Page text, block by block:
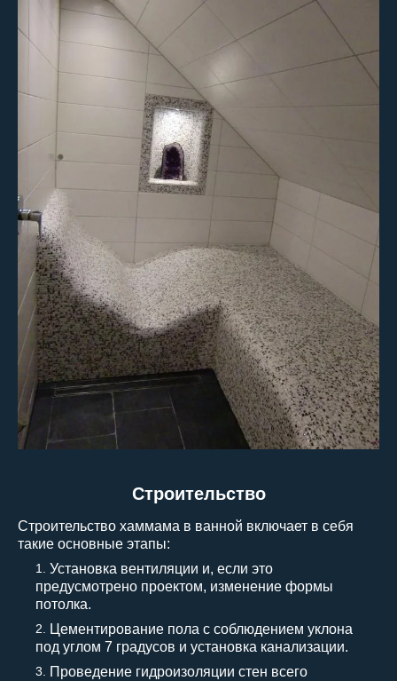
Строительство
Строительство хаммама в ванной включает в себя
такие основные этапы:
Установка вентиляции и, если это
предусмотрено проектом, изменение формы
потолка.
Цементирование пола с соблюдением уклона
под углом 7 градусов и установка канализации.
Проведение гидроизоляции стен всего